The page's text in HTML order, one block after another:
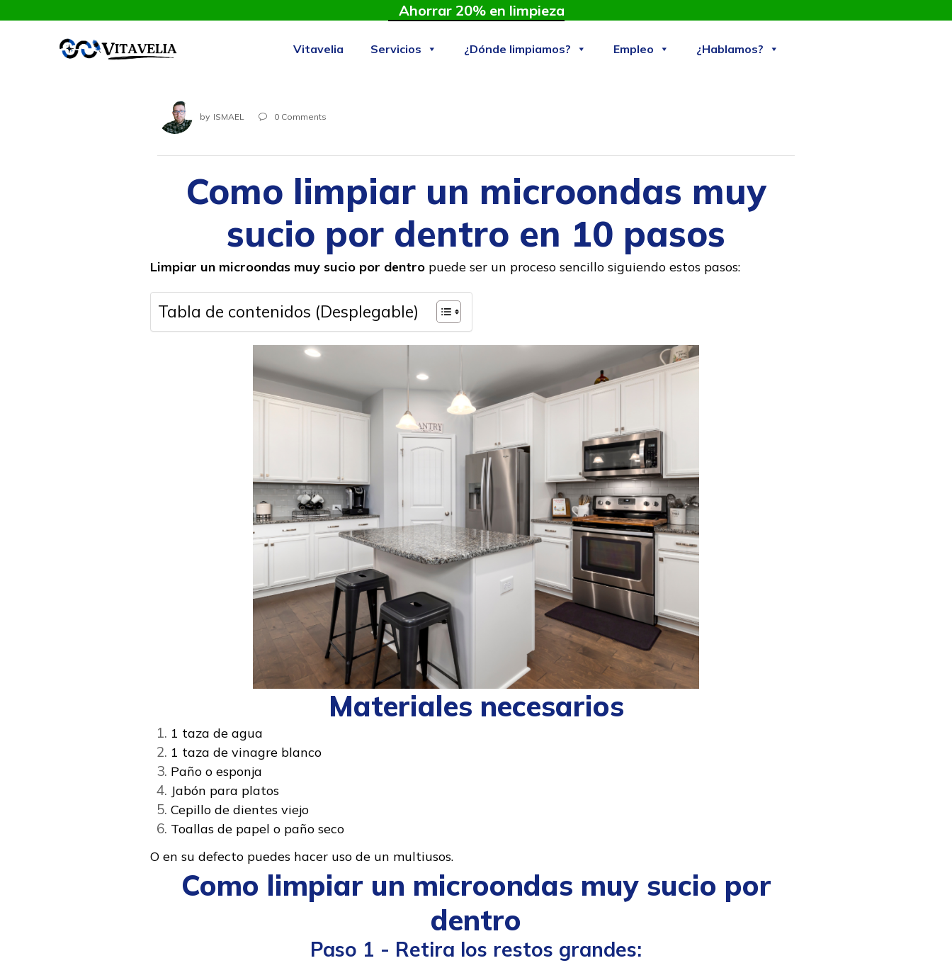
Ahorrar 20% en limpieza
Vitavelia Servicios ¿Dónde limpiamos? Empleo ¿Hablamos?
by ISMAEL  0 Comments
Como limpiar un microondas muy
sucio por dentro en 10 pasos
Limpiar un microondas muy sucio por dentro puede ser un proceso sencillo siguiendo estos pasos:
Tabla de contenidos (Desplegable)
Materiales necesarios
1 taza de agua
1 taza de vinagre blanco
Paño o esponja
Jabón para platos
Cepillo de dientes viejo
Toallas de papel o paño seco
O en su defecto puedes hacer uso de un multiusos.
Como limpiar un microondas muy sucio por
dentro
Paso 1 - Retira los restos grandes: